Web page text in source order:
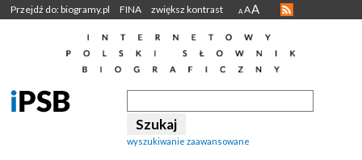
Przejdź do: biogramy.pl FINA zwiększ kontrast A AA
wyszukiwanie zaawansowane